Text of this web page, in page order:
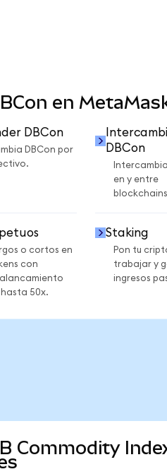
en
DBCon
DBCon por
DBCon
en y entre
o cortos en
con
hasta 50x.
Staking
Pon tu
trabajar y
ingresos
Commodity